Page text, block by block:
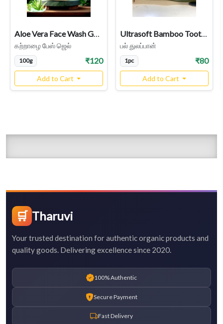
Aloe Vera Face Wash Gel | Katralai Gel
கற்றாழை பேஸ் ஜெல்
100g ₹120
Add to Cart
Ultrasoft Bamboo Tooth brush
பல் துலப்பான்
1pc ₹80
Add to Cart
🛒 Tharuvi
Your trusted destination for authentic organic products and
quality goods. Delivering excellence since 2020.
100% Authentic
Secure Payment
Fast Delivery